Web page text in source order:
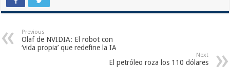
Previous
Olaf de NVIDIA: El robot con
‘vida propia’ que redefine la IA
Next
El petróleo roza los 110 dólares